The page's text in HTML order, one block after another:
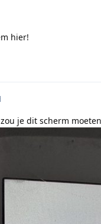
hier!
je dit scherm